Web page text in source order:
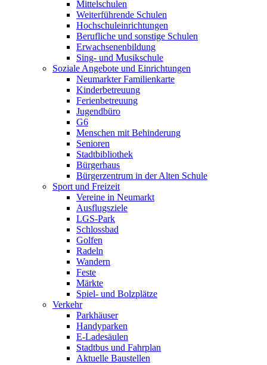
Mittelschulen
Weiterführende Schulen
Hochschuleinrichtungen
Berufliche und sonstige Schulen
Erwachsenenbildung
Sing- und Musikschule
Soziale Angebote und Einrichtungen
Neumarkter Familienkarte
Kinderbetreuung
Ferienbetreuung
Jugendbüro
G6
Menschen mit Behinderung
Senioren
Stadtbibliothek
Bürgerhaus
Bürgerzentrum in der Alten Schule
Sport und Freizeit
Vereine in Neumarkt
Ausflugsziele
LGS-Park
Schlossbad
Golfen
Radeln
Wandern
Feste
Märkte
Spiel- und Bolzplätze
Verkehr
Parkhäuser
Handyparken
E-Ladesäulen
Stadtbus und Fahrplan
Aktuelle Baustellen